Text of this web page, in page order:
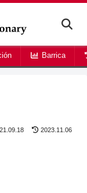
Barrica
2023.11.06